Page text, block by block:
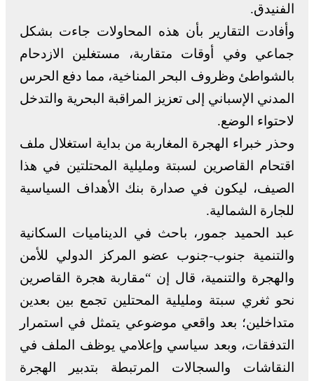
الفنيدق.
وأفادت التقارير بأن هذه المحاولات جاءت بشكل
جماعي وفي أوقات متقاربة، مستغلين الازدحام
بالشواطئ وظروف البحر المناخية، مما دفع الحرس
المدني الإسباني إلى تعزيز المراقبة البحرية والتدخل
لاحتواء الوضع.
وحذر خبراء الهجرة المغاربة من بداية استغلال ملف
اقتحام القاصرين لسبتة ومليلية المحتلتين في هذا
الصيف، ليكون في صدارة بنك الأهداف السياسية
للجارة الشمالية.
عبد الحميد جمور، باحث في الديناميات السكانية
والتنمية جنوب-جنوب عضو المركز الدولي للأمن
والهجرة والتنمية، قال إن “مقاربة هجرة القاصرين
نحو ثغري سبتة ومليلية المحتلين تجمع بين بعدين
متداخلين؛ بعد واقعي موضوعي يتمثل في استمرار
التدفقات، وبعد سياسي وإعلامي يوظف الملف في
النقاشات والسجالات المرتبطة بتدبير الهجرة